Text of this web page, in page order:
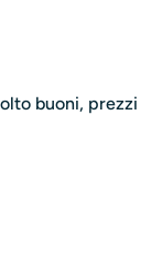
buoni, prezzi